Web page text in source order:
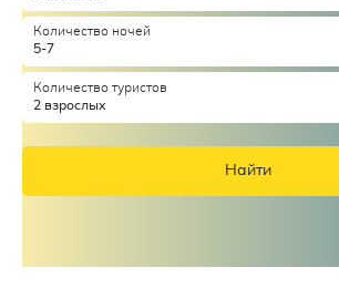
Количество ночей
5-7
Количество туристов
2 взрослых
Найти